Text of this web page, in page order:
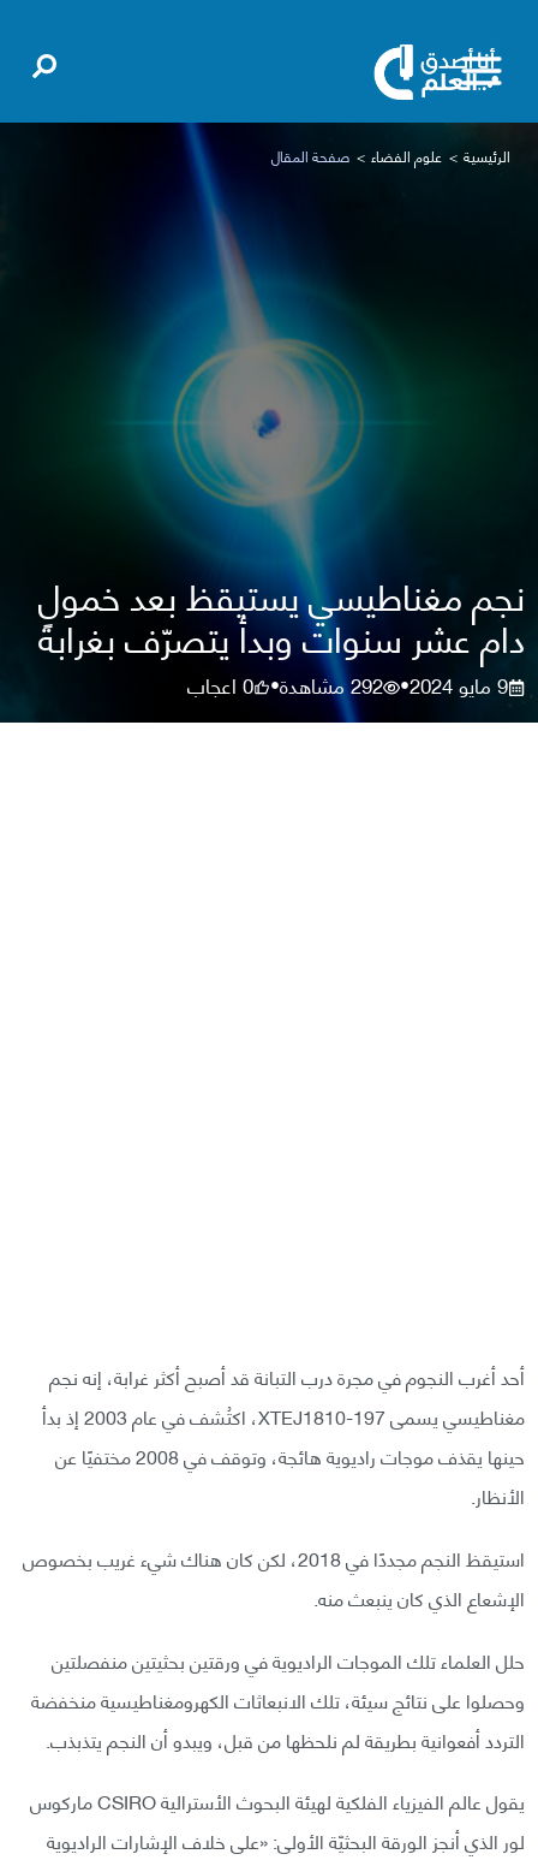
الرئيسية علوم الفضاء صفحة المقال
نجم مغناطيسي يستيقظ بعد خمولٍ
دام عشر سنوات وبدأ يتصرّف بغرابة
9 مايو 2024 •
292مشاهدة•
0اعجاب
أحد أغرب النجوم في مجرة درب التبانة قد أصبح أكثر غرابة، إنه نجم
مغناطيسي يسمى XTEJ1810-197، اكتُشف في عام 2003 إذ بدأ
حينها يقذف موجات راديوية هائجة، وتوقف في 2008 مختفيًا عن
الأنظار.
استيقظ النجم مجددًا في 2018، لكن كان هناك شيء غريب بخصوص
الإشعاع الذي كان ينبعث منه.
حلل العلماء تلك الموجات الراديوية في ورقتين بحثيتين منفصلتين
وحصلوا على نتائج سيئة، تلك الانبعاثات الكهرومغناطيسية منخفضة
التردد أفعوانية بطريقة لم نلحظها من قبل، ويبدو أن النجم يتذبذب.
يقول عالم الفيزياء الفلكية لهيئة البحوث الأسترالية CSIRO ماركوس
لور الذي أنجز الورقة البحثيّة الأولى: «على خلاف الإشارات الراديوية